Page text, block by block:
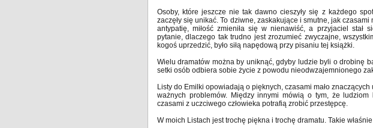
Osoby, które jeszcze nie tak dawno cieszyły się z każdego
zaczęły się unikać. To dziwne, zaskakujące i smutne, jak
antypatię, miłość zmieniła się w nienawiść, a przyjaciel stał
pytanie, dlaczego tak trudno jest zrozumieć zwyczajne,
kogoś uprzedzić, było siłą napędową przy pisaniu tej książki.
Wielu dramatów można by uniknąć, gdyby ludzie byli o drobinę
setki osób odbiera sobie życie z powodu nieodwzajemnionego
Listy do Emilki opowiadają o pięknych, czasami mało
ważnych problemów. Między innymi mówią o tym, że
czasami z uczciwego człowieka potrafią zrobić przestępcę.
W moich Listach jest trochę piękna i trochę dramatu. Takie